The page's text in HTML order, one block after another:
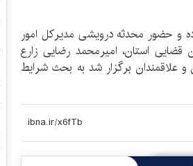
و حضور محدثه درویشی مدیرکل امور
قضایی استان، امیرمحمد رضایی زارع
برگزار شد به بحث شرایط